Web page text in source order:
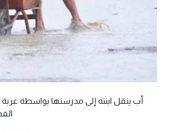
أب ينقل ابنته إلى مدرستها بواسطة